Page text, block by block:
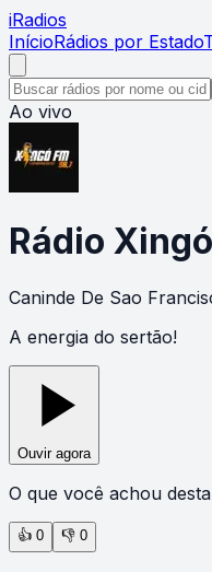
iRadios
InícioRádios por Estado
Ao vivo
Rádio
Caninde De Sao
A energia do sertão!
Ouvir agora
O que você achou
👍 0 👎 0